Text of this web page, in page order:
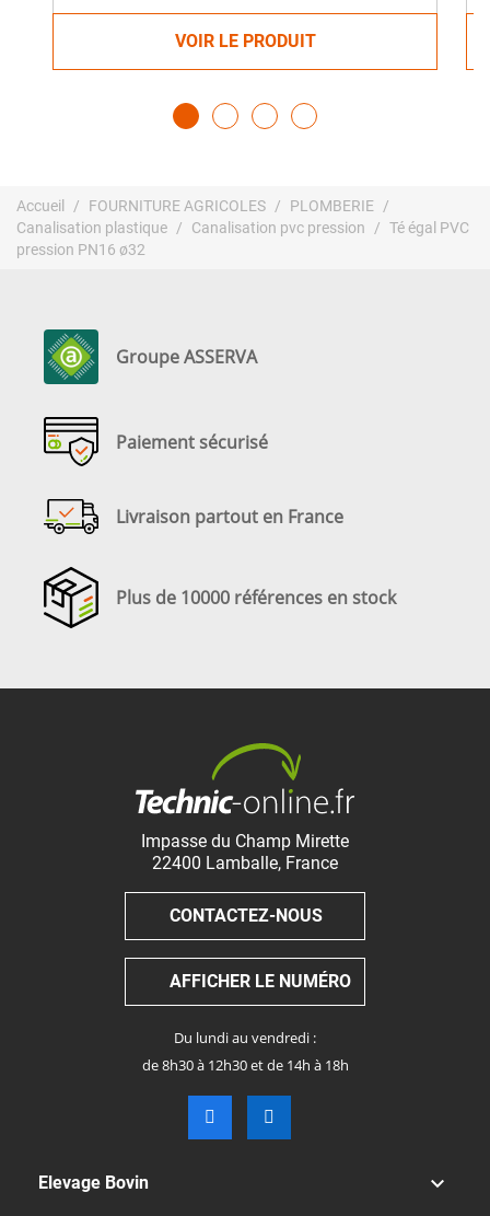
VOIR LE PRODUIT
Accueil FOURNITURE AGRICOLES
PLOMBERIE
Canalisation plastique
Canalisation pvc pression
Té égal PVC
pression PN16 ø32
Groupe ASSERVA
Paiement sécurisé
Livraison partout en France
Plus de 10000 références en stock
Impasse du Champ Mirette
22400 Lamballe, France
CONTACTEZ-NOUS
AFFICHER LE NUMÉRO
Du lundi au vendredi :
de 8h30 à 12h30 et de 14h à 18h
Elevage Bovin 